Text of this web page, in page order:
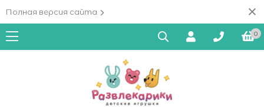
Полная версия сайта
0